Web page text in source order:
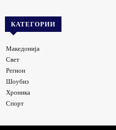
КАТЕГОРИИ
Македонија
Свет
Регион
Шоубиз
Хроника
Спорт